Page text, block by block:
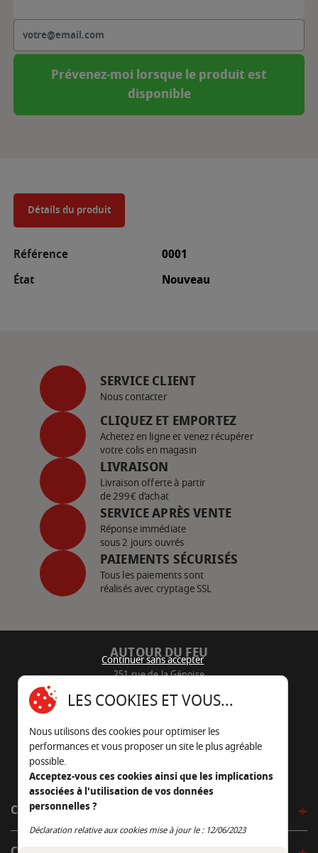
Prévenez-moi lorsque le produit est
disponible
Détails du produit
Référence
0001
État
Nouveau
SERVICE CLIENT
Nous contacter
CLIQUEZ ET EMPORTEZ
Achetez en ligne et venez récupérer
votre colis en magasin
LIVRAISON
Livraison offerte à partir
de 299€ d’achat
SERVICE APRÈS VENTE
Réponse immédiate
sous 2 jours ouvrés
PAIEMENTS SÉCURISÉS
Tous les paiements sont
réalisés avec cryptage SSL
AUTOUR DU FEU
251 rue de la Génoise
05 45 22 98 09
Nous envoyer un e-mail
CÔTÉ OUTDOOR
Continuer sans accepter
LES COOKIES ET VOUS...
Nous utilisons des cookies pour optimiser les
performances et vous proposer un site le plus agréable
possible.
Acceptez-vous ces cookies ainsi que les implications
associées à l'utilisation de vos données
personnelles ?
Déclaration relative aux cookies mise à jour le : 12/06/2023
Continuer sans accepter